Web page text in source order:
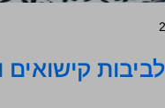
לביבות קישואים